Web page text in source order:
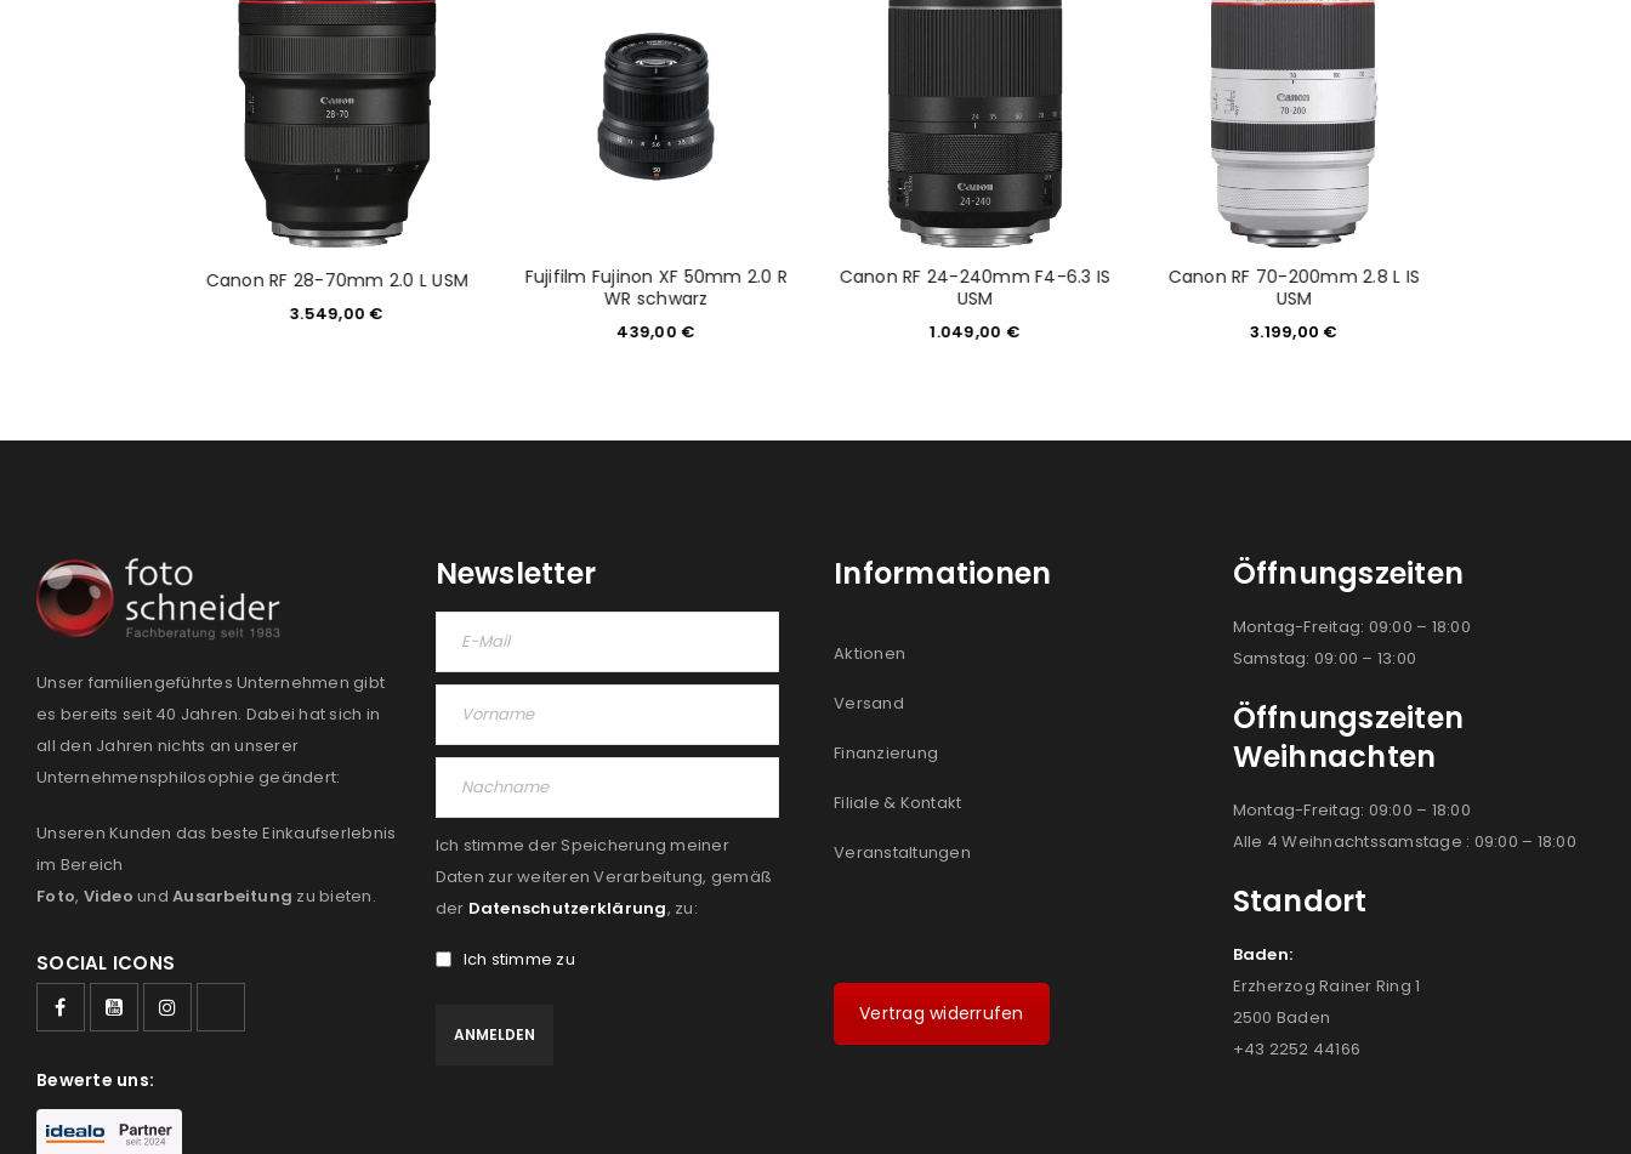
Canon RF 28-70mm 2.0 L USM
3.549,00€
Fujifilm Fujinon XF 50mm 2.0 R
WR schwarz
439,00 €
Canon RF 24-240mm F4-6.3 IS
USM
1.049,00 €
Canon RF 70-200mm 2.8 L IS
USM
3.199,00 €
Unser familiengeführtes Unternehmen gibt
es bereits seit 40 Jahren. Dabei hat sich in
all den Jahren nichts an unserer
Unternehmensphilosophie geändert:
Unseren Kunden das beste Einkaufserlebnis
im Bereich
Foto, Video und Ausarbeitung zu bieten.
SOCIAL ICONS
Bewerte uns:
Newsletter
Ich stimme der Speicherung meiner
Daten zur weiteren Verarbeitung, gemäß
der Datenschutzerklärung, zu:
Ich stimme zu
Informationen
Aktionen
Versand
Finanzierung
Filiale & Kontakt
Veranstaltungen
Vertrag widerrufen
Öffnungszeiten
Montag-Freitag: 09:00 – 18:00
Samstag: 09:00 – 13:00
Öffnungszeiten
Weihnachten
Montag-Freitag: 09:00 – 18:00
Alle 4 Weihnachtssamstage : 09:00 – 18:00
Standort
Baden:
Erzherzog Rainer Ring 1
2500 Baden
+43 2252 44166